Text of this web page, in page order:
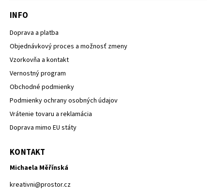
INFO
Doprava a platba
Objednávkový proces a možnosť zmeny
Vzorkovňa a kontakt
Vernostný program
Obchodné podmienky
Podmienky ochrany osobných údajov
Vrátenie tovaru a reklamácia
Doprava mimo EU státy
KONTAKT
Michaela Měřínská
kreativni@prostor.cz